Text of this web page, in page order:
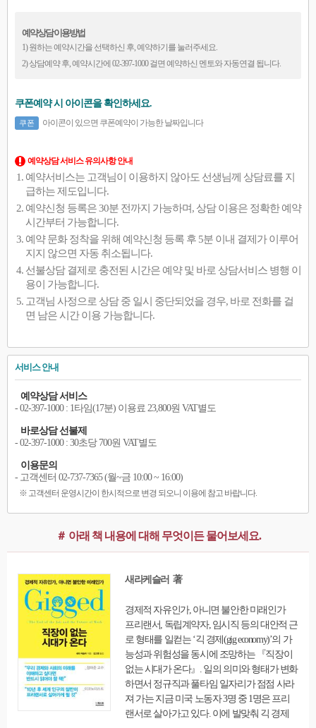
예약상담 이용방법
1) 원하는 예약시간을 선택하신 후, 예약하기를 눌러주세요.
2) 상담예약 후, 예약시간에 02-397-1000 걸면 예약하신 멘토와 자동연결 됩니다.
쿠폰예약 시 아이콘을 확인하세요.
쿠폰 아이콘이 있으면 쿠폰예약이 가능한 날짜입니다
예약상담 서비스 유의사항 안내
예약서비스는 고객님이 이용하지 않아도 선생님께 상담료를 지
급하는 제도입니다.
예약신청 등록은 30분 전까지 가능하며, 상담 이용은 정확한 예약
시간부터 가능합니다.
예약 문화 정착을 위해 예약신청 등록 후 5분 이내 결제가 이루어
지지 않으면 자동 취소됩니다.
선불상담 결제로 충전된 시간은 예약 및 바로 상담서비스 병행 이
용이 가능합니다.
고객님 사정으로 상담 중 일시 중단되었을 경우, 바로 전화를 걸
면 남은 시간 이용 가능합니다.
서비스 안내
예약상담 서비스
- 02-397-1000 : 1타임(17분) 이용료 23,800원 VAT별도
바로상담 선불제
- 02-397-1000 : 30초당 700원 VAT별도
이용문의
- 고객센터 02-737-7365 (월~금 10:00 ~ 16:00)
※ 고객센터 운영시간이 한시적으로 변경 되오니 이용에 참고 바랍니다.
＃ 아래 책 내용에 대해 무엇이든 물어보세요.
새라케슬러 著
경제적 자유인가, 아니면 불안한 미래인가
프리랜서, 독립계약자, 임시직 등의 대안적 근
로 형태를 일컫는 ‘긱 경제(gig economy)’의 가
능성과 위험성을 동시에 조망하는 『직장이
없는 시대가 온다』. 일의 의미와 형태가 변화
하면서 정규직과 풀타임 일자리가 점점 사라
져 가는 지금 미국 노동자 3명 중 1명은 프리
랜서로 살아가고 있다. 이에 발맞춰 긱 경제